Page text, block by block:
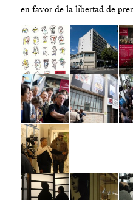
en favor de la libertad de